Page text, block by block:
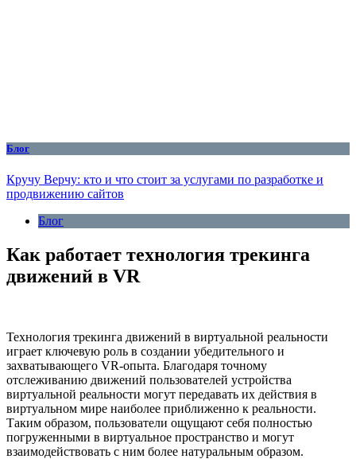
Блог
Кручу Верчу: кто и что стоит за услугами по разработке и
продвижению сайтов
Блог
Как работает технология трекинга
движений в VR
Технология трекинга движений в виртуальной реальности
играет ключевую роль в создании убедительного и
захватывающего VR-опыта. Благодаря точному
отслеживанию движений пользователей устройства
виртуальной реальности могут передавать их действия в
виртуальном мире наиболее приближенно к реальности.
Таким образом, пользователи ощущают себя полностью
погруженными в виртуальное пространство и могут
взаимодействовать с ним более натуральным образом.